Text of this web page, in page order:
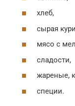
хлеб,
сырая
мясо с
сладости,
жареные,
специи.